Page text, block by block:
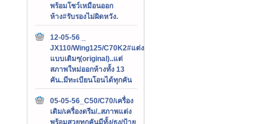
พร้อมโชว์เหมือนออก
ห้าง#รับรองไม่ผิดหวัง.
12-05-56 _
JX110/Wing125/C70K2#แต่ง
แบบเดิมๆ(original)..แต่
สภาพใหม่ออกห้างทั้ง 13
คัน..มีทะเบียนโอนได้ทุกคัน
05-05-56_C50/C70/เครื่อง
เดิม/เครื่องดรีม/..สภาพแต่ง
พร้อมสวยทุกคันมีทั้ง/ธง/ป้าย